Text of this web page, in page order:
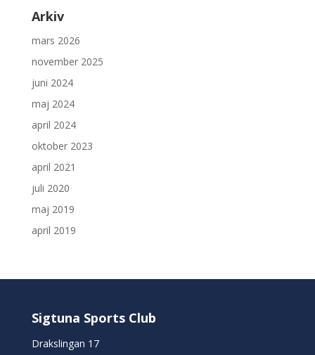
Arkiv
mars 2026
november 2025
juni 2024
maj 2024
april 2024
oktober 2023
april 2021
juli 2020
maj 2019
april 2019
Sigtuna Sports Club
Drakslingan 17